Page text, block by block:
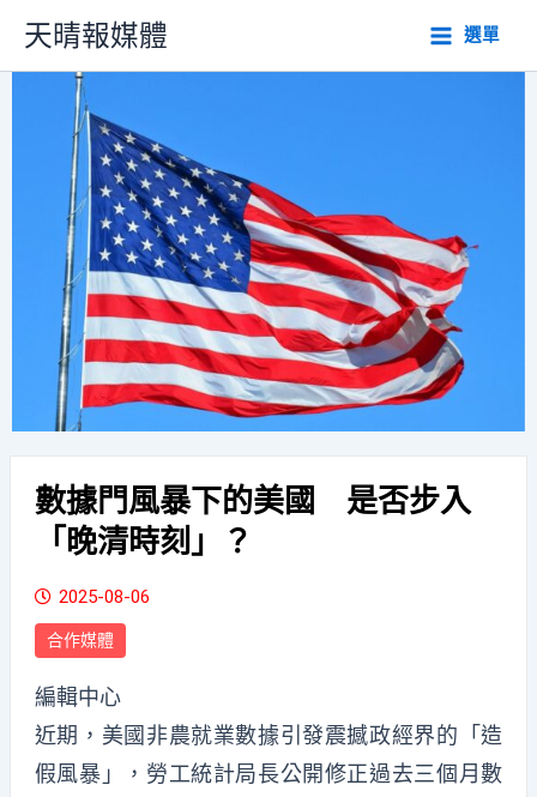
主
天晴報媒體 選單
數據門風暴下的美國 是否步入
「晚清時刻」？
2025-08-06
合作媒體
編輯中心
近期，美國非農就業數據引發震撼政經界的「造
假風暴」，勞工統計局長公開修正過去三個月數